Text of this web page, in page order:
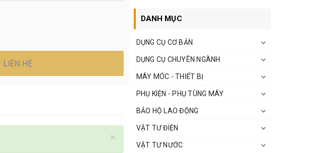
LIÊN HỆ
×
DANH MỤC
DỤNG CỤ CƠ BẢN
DỤNG CỤ CHUYÊN NGÀNH
MÁY MÓC - THIẾT BỊ
PHỤ KIỆN - PHỤ TÙNG MÁY
BẢO HỘ LAO ĐỘNG
VẬT TƯ ĐIỆN
VẬT TƯ NƯỚC